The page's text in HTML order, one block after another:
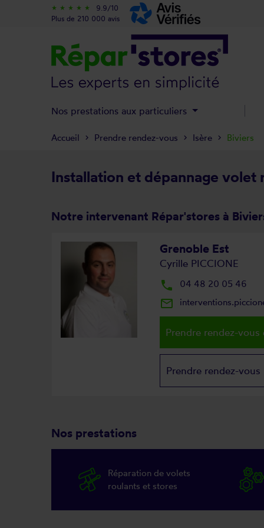
Installation et dépannage volet
Notre intervenant Répar'stores à
Grenoble Est
Cyrille PICCIONE
local_phone 04 48 20 05 46
mail_outline
Prendre rendez-vous
Prendre rendez-vous
Nos prestations
Réparation de volets
roulants et stores
Accueil Prendre rendez-vous Isère Biviers
star_rate star_rate star_rate star_rate star_rate
9.9/10
Plus de 210 000 avis
Nos prestations aux particuliers